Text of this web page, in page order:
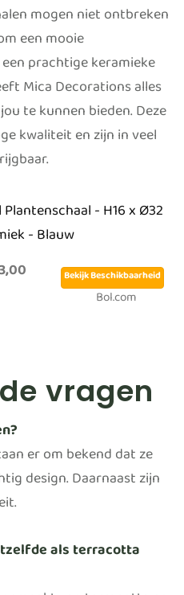
mogen niet ontbreken
een mooie
prachtige keramieke
Mica Decorations alles
te kunnen bieden. Deze
kwaliteit en zijn in veel
- H16 x Ø32
- Blauw
Bekijk Beschikbaarheid
Bol.com
vragen
er om bekend dat ze
design. Daarnaast zijn
als terracotta